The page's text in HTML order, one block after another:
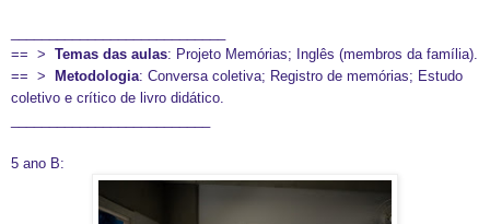
== > Temas das aulas: Projeto Memórias; Inglês (membros da família).
== >
Metodologia: Conversa coletiva; Registro de memórias; Estudo
coletivo e crítico de livro didático.
5 ano B: